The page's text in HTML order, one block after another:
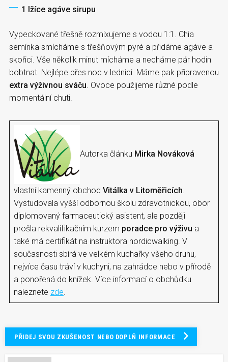
1 lžíce agáve sirupu
Vypeckované třešně rozmixujeme s vodou 1:1. Chia
semínka smícháme s třešňovým pyré a přidáme agáve a
skořici. Vše několik minut mícháme a necháme pár hodin
bobtnat. Nejlépe přes noc v lednici. Máme pak připravenou
extra výživnou sváču . Ovoce použijeme různé podle
momentální chuti.
Autorka článku Mirka Nováková
vlastní kamenný obchod Vitálka v Litoměřicích
Vystudovala vyšší odbornou školu zdravotnickou, obor
diplomovaný farmaceutický asistent, ale později
prošla rekvalifikačním kurzem poradce pro výživu a
také má certifikát na instruktora nordicwalking. V
současnosti sbírá ve velkém kuchařky všeho druhu,
nejvíce času tráví v kuchyni, na zahrádce nebo v přírodě
a ponořená do knížek. Více informací o obchůdku
naleznete zde
PŘIDEJ SVOU ZKUŠENOST NEBO DOPLŇ INFORMACE